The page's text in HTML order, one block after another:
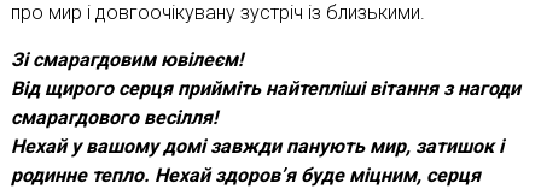
про мир і довгоочікувану зустріч із близькими.
Зі смарагдовим ювілеєм!
Від щирого серця прийміть найтепліші вітання з нагоди
смарагдового весілля!
Нехай у вашому домі завжди панують мир, затишок і
родинне тепло. Нехай здоров’я буде міцним, серця